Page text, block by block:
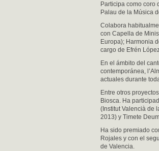
Participa como coro
Palau de la Música
Colabora
con Capella de
Europa); Harmonia
cargo de Efrén
En el ámbito del
contemporánea,
actuales durante
Entre otros
Biosca. Ha
(Institut Valencià de
2013) y Timete
Ha sido premiado
Rojales y con el
de Valencia.